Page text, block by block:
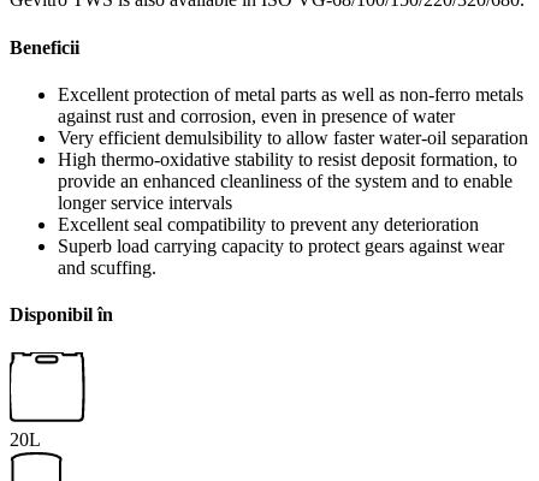
Beneficii
Excellent protection of metal parts as well as non-ferro metals
against rust and corrosion, even in presence of water
Very efficient demulsibility to allow faster water-oil separation
High thermo-oxidative stability to resist deposit formation, to
provide an enhanced cleanliness of the system and to enable
longer service intervals
Excellent seal compatibility to prevent any deterioration
Superb load carrying capacity to protect gears against wear
and scuffing.
Disponibil în
20L